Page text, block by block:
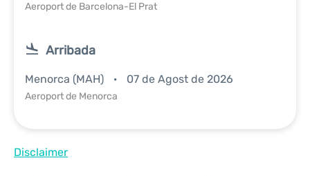
Aeroport de Barcelona-El Prat
Arribada
Menorca (MAH) 07 de Agost de 2026
Aeroport de Menorca
Disclaimer